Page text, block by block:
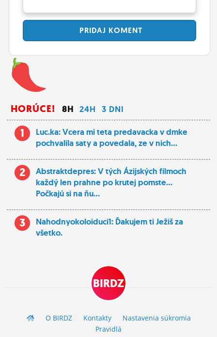
PRIDAJ KOMENT
HORÚCE! 8H 24H 3 DNI
1
Luc.ka: Vcera mi teta predavacka v dmke
pochvalila saty a povedala, ze v nich...
2
Abstraktdepres: V tých Ázijských filmoch
každý len prahne po krutej pomste...
Počkajú si na ňu...
3
Nahodnyokoloiduci1: Ďakujem ti Ježiš za
všetko.
BIRDZ
O BIRDZ Kontakty
Nastavenia súkromia
Pravidlá